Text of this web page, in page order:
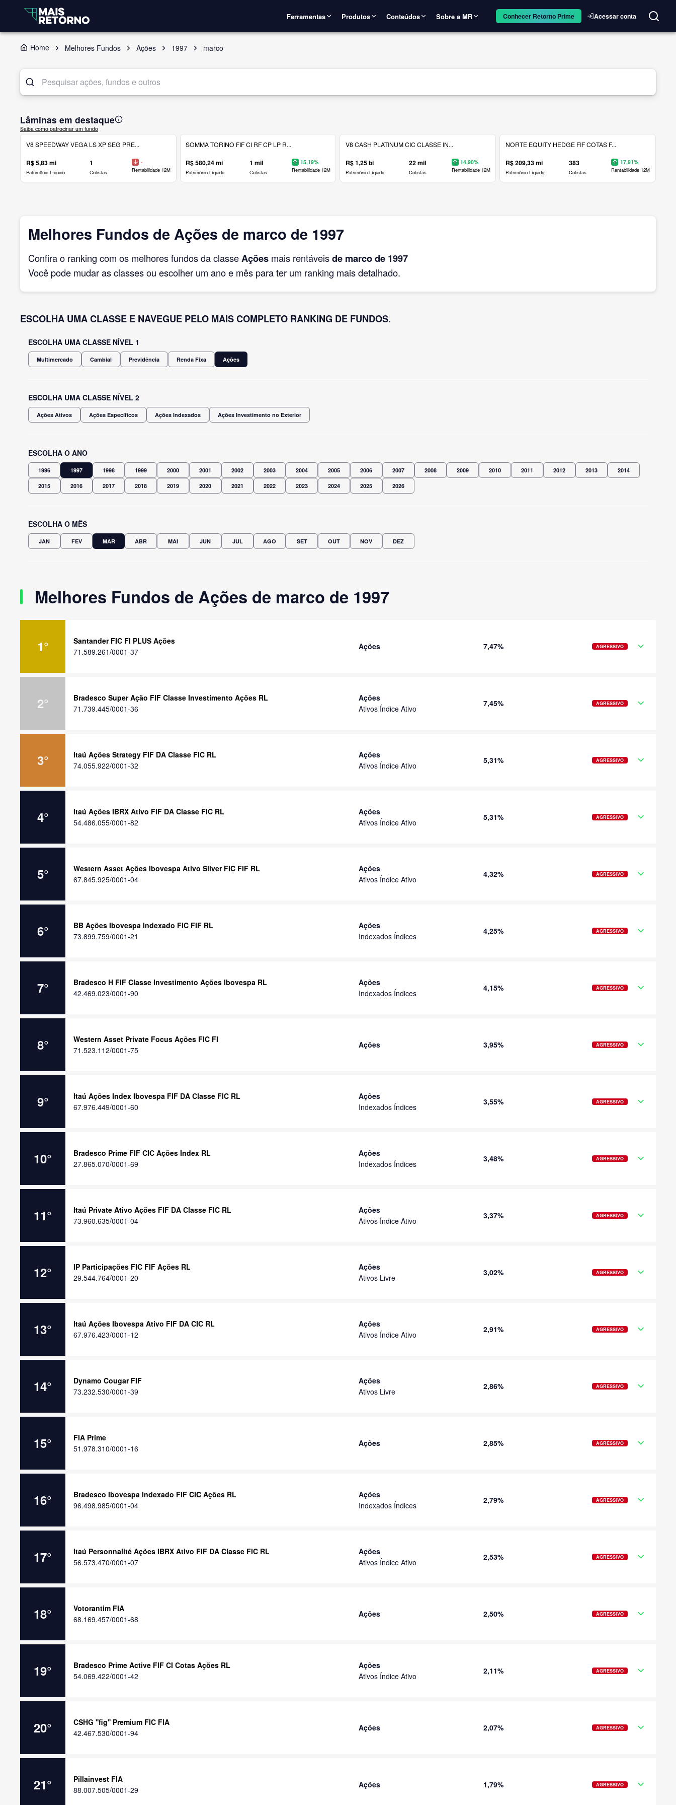
Ferramentas Produtos Conteúdos Sobre a MR Conhecer Retorno Prime Acessar conta
Home Melhores Fundos Ações 1997 marco
Lâminas em destaque
Saiba como patrocinar um fundo
V8 SPEEDWAY VEGA LS XP SEG PRE...
R$ 5,83 mi
Patrimônio Líquido
1
Cotistas
-
Rentabilidade 12M
SOMMA TORINO FIF CI RF CP LP R...
R$ 580,24 mi
Patrimônio Líquido
1 mil
Cotistas
15,19%
Rentabilidade 12M
V8 CASH PLATINUM CIC CLASSE IN...
R$ 1,25 bi
Patrimônio Líquido
22 mil
Cotistas
14,90%
Rentabilidade 12M
NORTE EQUITY HEDGE FIF COTAS F...
R$ 209,33 mi
Patrimônio Líquido
383
Cotistas
17,91%
Rentabilidade 12M
Melhores Fundos de Ações de marco de 1997
Confira o ranking com os melhores fundos da classeAções mais rentáveisde marcode 1997
Você pode mudar as classes ou escolher um ano e mês para ter um ranking mais detalhado.
ESCOLHA UMA CLASSE E NAVEGUE PELO MAIS COMPLETO RANKING DE FUNDOS.
ESCOLHA UMA CLASSE NÍVEL 1
Multimercado Cambial Previdência Renda Fixa Ações
ESCOLHA UMA CLASSE NÍVEL 2
Ações Ativos Ações Específicos Ações Indexados Ações Investimento no Exterior
ESCOLHA O ANO
1996 1997 1998 1999 2000 2001 2002 2003 2004 2005 2006 2007 2008 2009 2010 2011 2012 2013 2014
2015 2016 2017 2018 2019 2020 2021 2022 2023 2024 2025 2026
ESCOLHA O MÊS
JAN FEV MAR ABR MAI JUN JUL AGO SET OUT NOV DEZ
Melhores Fundos de Ações de marco de 1997
1°
Santander FIC FI PLUS Ações
71.589.261/0001-37
Ações 7,47% AGRESSIVO
2°
Bradesco Super Ação FIF Classe Investimento Ações RL
71.739.445/0001-36
Ações
Ativos Índice Ativo
7,45% AGRESSIVO
3°
Itaú Ações Strategy FIF DA Classe FIC RL
74.055.922/0001-32
Ações
Ativos Índice Ativo
5,31% AGRESSIVO
4°
Itaú Ações IBRX Ativo FIF DA Classe FIC RL
54.486.055/0001-82
Ações
Ativos Índice Ativo
5,31% AGRESSIVO
5°
Western Asset Ações Ibovespa Ativo Silver FIC FIF RL
67.845.925/0001-04
Ações
Ativos Índice Ativo
4,32% AGRESSIVO
6°
BB Ações Ibovespa Indexado FIC FIF RL
73.899.759/0001-21
Ações
Indexados Índices
4,25% AGRESSIVO
7°
Bradesco H FIF Classe Investimento Ações Ibovespa RL
42.469.023/0001-90
Ações
Indexados Índices
4,15% AGRESSIVO
8°
Western Asset Private Focus Ações FIC FI
71.523.112/0001-75
Ações 3,95% AGRESSIVO
9°
Itaú Ações Index Ibovespa FIF DA Classe FIC RL
67.976.449/0001-60
Ações
Indexados Índices
3,55% AGRESSIVO
10°
Bradesco Prime FIF CIC Ações Index RL
27.865.070/0001-69
Ações
Indexados Índices
3,48% AGRESSIVO
11°
Itaú Private Ativo Ações FIF DA Classe FIC RL
73.960.635/0001-04
Ações
Ativos Índice Ativo
3,37% AGRESSIVO
12°
IP Participações FIC FIF Ações RL
29.544.764/0001-20
Ações
Ativos Livre
3,02% AGRESSIVO
13°
Itaú Ações Ibovespa Ativo FIF DA CIC RL
67.976.423/0001-12
Ações
Ativos Índice Ativo
2,91% AGRESSIVO
14°
Dynamo Cougar FIF
73.232.530/0001-39
Ações
Ativos Livre
2,86% AGRESSIVO
15°
FIA Prime
51.978.310/0001-16
Ações 2,85% AGRESSIVO
16°
Bradesco Ibovespa Indexado FIF CIC Ações RL
96.498.985/0001-04
Ações
Indexados Índices
2,79% AGRESSIVO
17°
Itaú Personnalité Ações IBRX Ativo FIF DA Classe FIC RL
56.573.470/0001-07
Ações
Ativos Índice Ativo
2,53% AGRESSIVO
18°
Votorantim FIA
68.169.457/0001-68
Ações 2,50% AGRESSIVO
19°
Bradesco Prime Active FIF CI Cotas Ações RL
54.069.422/0001-42
Ações
Ativos Índice Ativo
2,11% AGRESSIVO
20°
CSHG ''fig'' Premium FIC FIA
42.467.530/0001-94
Ações 2,07% AGRESSIVO
21°
Pillainvest FIA
88.007.505/0001-29
Ações 1,79% AGRESSIVO